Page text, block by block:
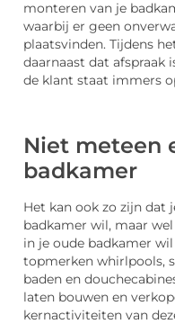
monteren van je
waarbij er geen
plaatsvinden. Tijdens
daarnaast dat afspraak
de klant staat immers
Niet meteen
badkamer
Het kan ook zo zijn dat
badkamer wil, maar
in je oude badkamer
topmerken whirlpools,
baden en
laten bouwen en
kernactiviteiten van